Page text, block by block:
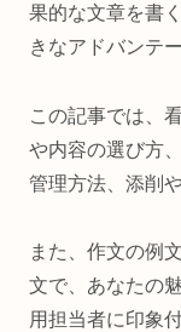
果的な文章を書
きなアドバンテ
この記事では、
や内容の選び方
管理方法、添削
また、作文の例
文で、あなたの
用担当者に印象